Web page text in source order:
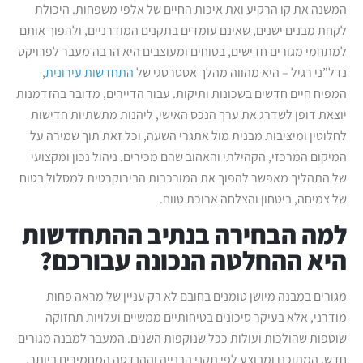
המשנה את קו הרקיע ואת איכות החיים של אלפי משפחות. היכולת
לקחת מבנים ישנים, שאינם עומדים בתקנים המודרניים, ולהפוך אותם
למתחמי מגורים חדישים, בטוחים ומעוצבים היא הרבה מעבר לפרויקט
נדל”ני רגיל – היא מהווה מהלך אסטרטגי שלהתחדשות עירונית,
המפיח חיים חדשים בשכונות ותיקות. עבור הדיירים, מדובר בהזדמנות
יוצאת דופן לשדרג את ערך הנכס האישי, ליהנות מתשתיות חדישות
לחלוטין ומיציבות מבנית מול אתגרי השעה, וכל זאת תוך שמירה על
המיקום המרכזי, הקהילתי והאהוב שהם מכירים. ניהול נכון ומקצועי
של התהליך מאפשר להפוך את המורכבות הבירוקרטית למסלול בטוח
של צמיחה, ביטחון והצלחה ארוכת טווח.
למה הבחירה בנתיב ההתחדשות
היא ההחלטה הנכונה עבורכם?
מגורים במבנה מיושן טומנים בחובם לא רק עניין של מראה פחות
מודרני, אלא בעיקר סיכונים בטיחותיים ממשיים ועלויות תחזוקה
שוטפות שהולכות ועולות ככל שנוקפות השנים. המעבר למבנה מגורים